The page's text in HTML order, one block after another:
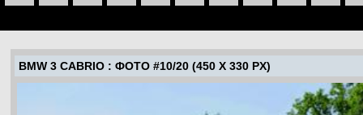
BMW 3 CABRIO : ФОТО #10/20 (450 X 330 PX)